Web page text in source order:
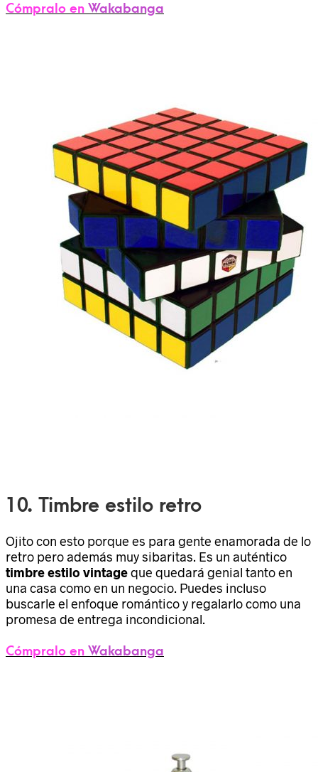
Cómpralo en Wakabanga
10. Timbre estilo retro
Ojito con esto porque es para gente enamorada de lo
retro pero además muy sibaritas. Es un auténtico
timbre estilo vintageque quedará genial tanto en
una casa como en un negocio. Puedes incluso
buscarle el enfoque romántico y regalarlo como una
promesa de entrega incondicional.
Cómpralo en Wakabanga